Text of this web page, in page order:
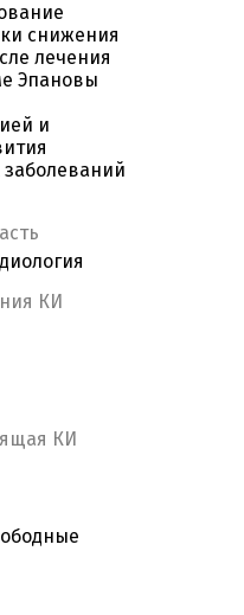
снижения
лечения
Эпановы
и
заболеваний
КИ
КИ